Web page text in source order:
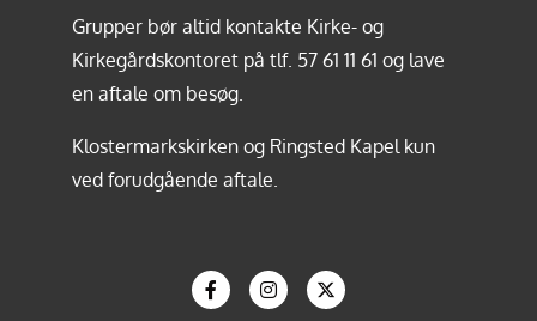
Grupper bør altid kontakte Kirke- og
Kirkegårdskontoret på tlf. 57 61 11 61 og lave
en aftale om besøg.
Klostermarkskirken og Ringsted Kapel kun
ved forudgående aftale.